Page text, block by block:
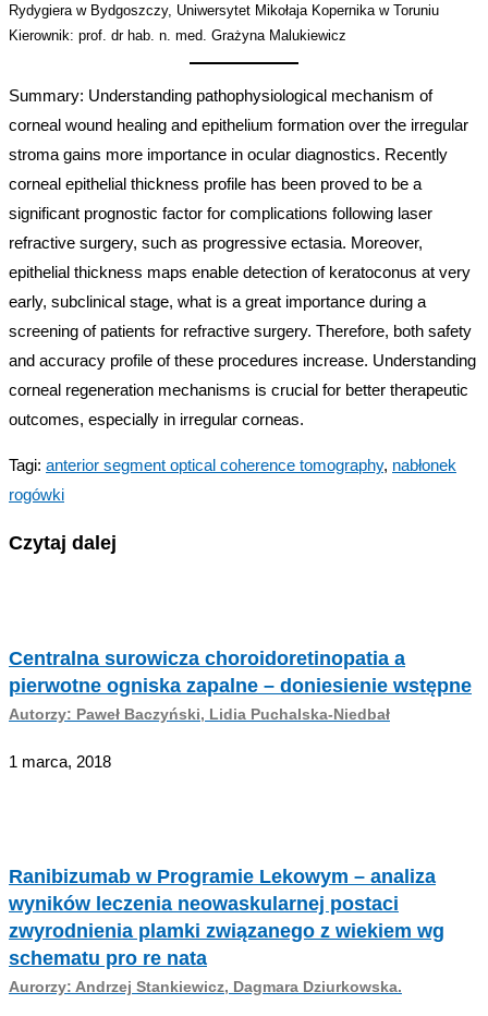
Rydygiera w Bydgoszczy, Uniwersytet Mikołaja Kopernika w Toruniu
Kierownik: prof. dr hab. n. med. Grażyna Malukiewicz
Summary: Understanding pathophysiological mechanism of
corneal wound healing and epithelium formation over the irregular
stroma gains more importance in ocular diagnostics. Recently
corneal epithelial thickness profile has been proved to be a
significant prognostic factor for complications following laser
refractive surgery, such as progressive ectasia. Moreover,
epithelial thickness maps enable detection of keratoconus at very
early, subclinical stage, what is a great importance during a
screening of patients for refractive surgery. Therefore, both safety
and accuracy profile of these procedures increase. Understanding
corneal regeneration mechanisms is crucial for better therapeutic
outcomes, especially in irregular corneas.
Tagi: anterior segment optical coherence tomography, nabłonek
rogówki
Czytaj dalej
Centralna surowicza choroidoretinopatia a
pierwotne ogniska zapalne – doniesienie wstępne
Autorzy: Paweł Baczyński, Lidia Puchalska-Niedbał
1 marca, 2018
Ranibizumab w Programie Lekowym – analiza
wyników leczenia neowaskularnej postaci
zwyrodnienia plamki związanego z wiekiem wg
schematu pro re nata
Aurorzy: Andrzej Stankiewicz, Dagmara Dziurkowska.